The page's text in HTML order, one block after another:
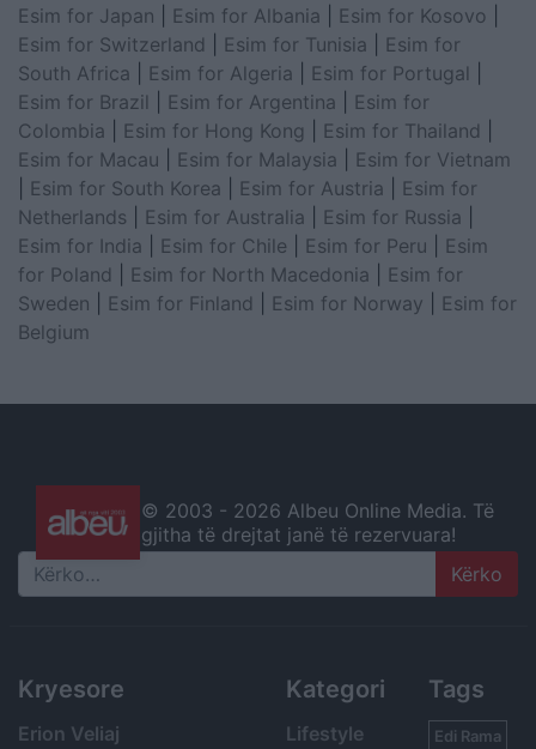
Esim for Japan
Esim for Albania Esim for Kosovo
Esim for Switzerland
Esim for Tunisia
Esim for
South Africa
Esim for Algeria Esim for Portugal
Esim for Brazil
Esim for Argentina
Esim for
Colombia
Esim for Hong Kong Esim for Thailand
Esim for Macau
Esim for Malaysia
Esim for Vietnam
Esim for South Korea Esim for Austria
Esim for
Netherlands
Esim for Australia Esim for Russia
Esim for India
Esim for Chile Esim for Peru
Esim
for Poland
Esim for North Macedonia
Esim for
Sweden
Esim for Finland Esim for Norway
Esim for
Belgium
© 2003 - 2026 Albeu Online Media. Të
gjitha të drejtat janë të rezervuara!
Search
Kryesore
Erion Veliaj
Kategori
Lifestyle
Tags
Edi Rama